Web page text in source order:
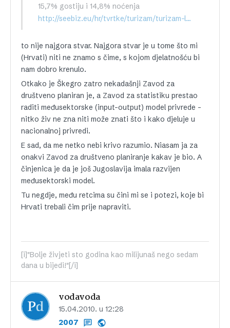
15,7% gostiju i 14,8% noćenja
http://seebiz.eu/hr/tvrtke/turizam/turizam-lose-krenuo-u-dva-mjeseca-minus-od-15%2c7%25-gostiju-i-14%2c8%25-nocenja,74332.html
to nije najgora stvar. Najgora stvar je u tome što mi
(Hrvati) niti ne znamo s čime, s kojom djelatnošću bi
nam dobro krenulo.
Otkako je Škegro zatro nekadašnji Zavod za
društveno planiran je, a Zavod za statistiku prestao
raditi međusektorske (input-output) model privrede –
nitko živ ne zna niti može znati što i kako djeluje u
nacionalnoj privredi.
E sad, da me netko nebi krivo razumio. Niasam ja za
onakvi Zavod za društveno planiranje kakav je bio. A
činjenica je da je još Jugoslavija imala razvijen
međusektorski model.
Tu negdje, među retcima su čini mi se i potezi, koje bi
Hrvati trebali čim prije napraviti.
[i]"Bolje živjeti sto godina kao milijunaš nego sedam
dana u bijedi!"[/i]
vodavoda
15.04.2010. u 12:28
2007